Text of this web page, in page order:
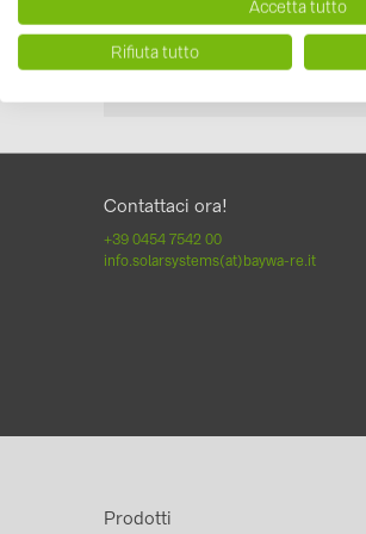
Contattaci ora!
+39 0454 7542 00
info.solarsystems(at)baywa-re.it
Prodotti
Accetta tutto
Rifiuta tutto